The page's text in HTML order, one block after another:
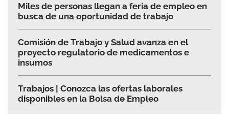
Miles de personas llegan a feria de empleo en
busca de una oportunidad de trabajo
Comisión de Trabajo y Salud avanza en el
proyecto regulatorio de medicamentos e
insumos
Trabajos | Conozca las ofertas laborales
disponibles en la Bolsa de Empleo